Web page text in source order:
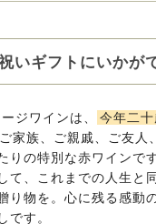
いギフトにいかが
ジワインは、
今年二
家族、ご親戚、ご友人
りの特別な赤ワインで
て、これまでの人生と
り物を。心に残る感動
です。